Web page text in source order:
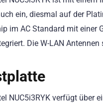
ein, diesmal auf der
im AC Standard mit
Die W-LAN
NUC5i3RYK verfügt über